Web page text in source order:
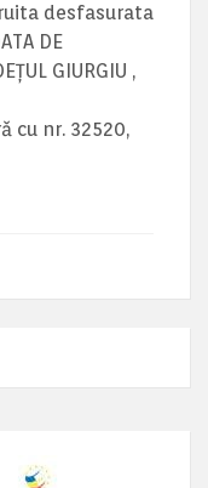
desfasurata
DE
GIURGIU ,
cu nr. 32520,